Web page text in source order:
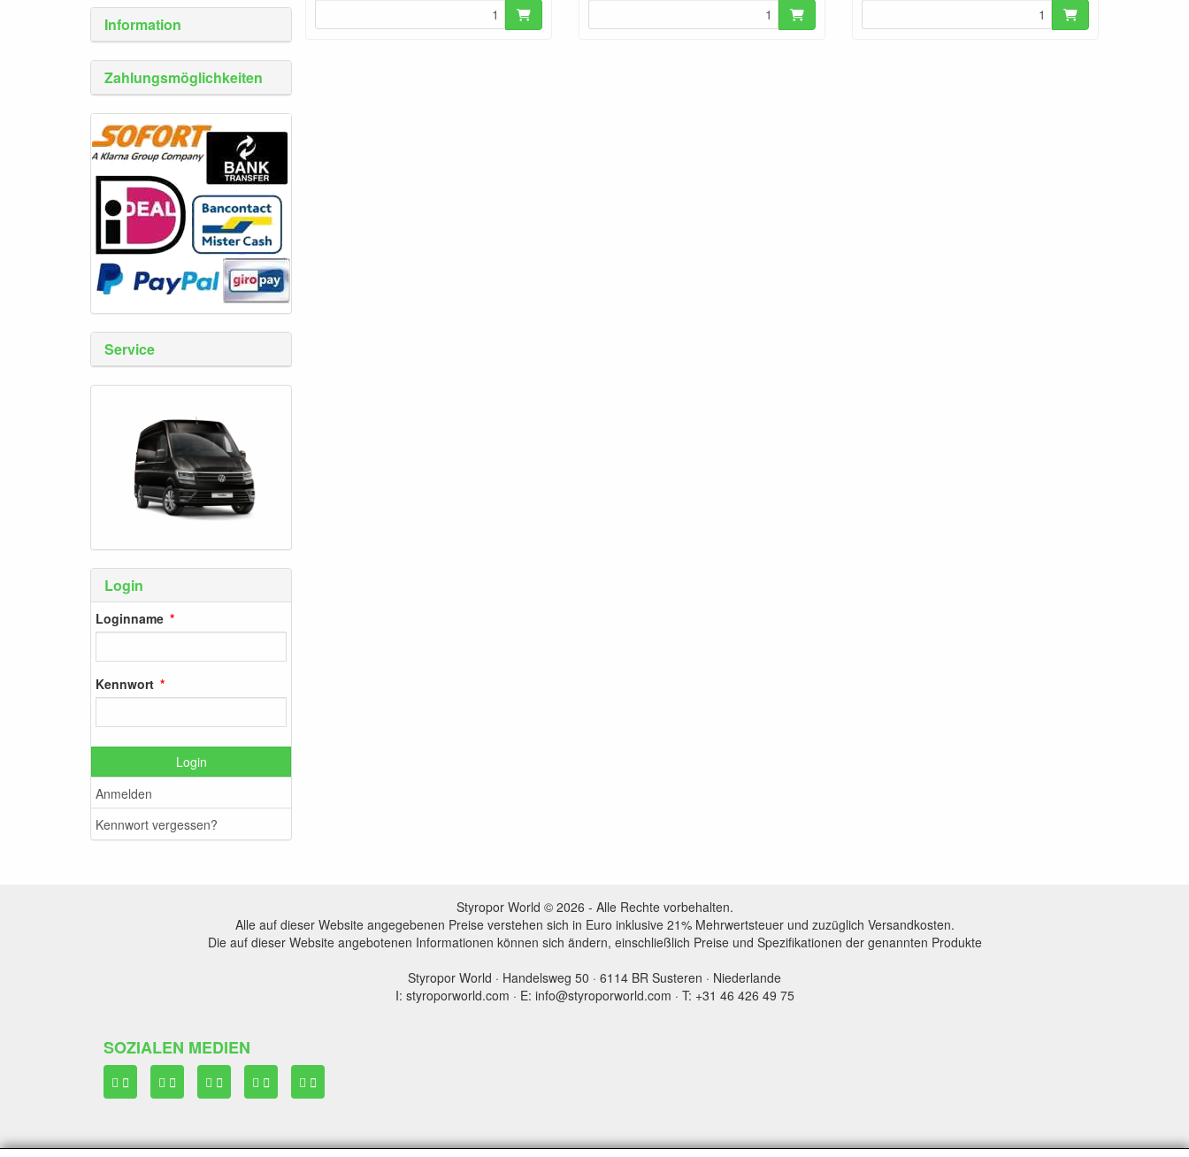
Information
Zahlungsmöglichkeiten
Service
Login
Loginname
Kennwort
Login
Anmelden
Kennwort vergessen?
Styropor World © 2026 - Alle Rechte vorbehalten.
Alle auf dieser Website angegebenen Preise verstehen sich in Euro inklusive 21% Mehrwertsteuer und zuzüglich Versandkosten.
Die auf dieser Website angebotenen Informationen können sich ändern, einschließlich Preise und Spezifikationen der genannten Produkte
Styropor World · Handelsweg 50 · 6114 BR Susteren · Niederlande
I: styroporworld.com · E: info@styroporworld.com · T: +31 46 426 49 75
SOZIALEN MEDIEN